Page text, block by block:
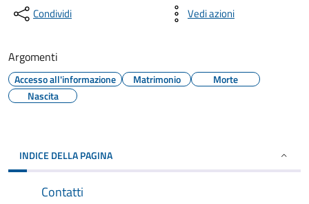
Condividi Vedi azioni
Argomenti
Accesso all'informazione Matrimonio
Morte
Nascita
INDICE DELLA PAGINA
Contatti